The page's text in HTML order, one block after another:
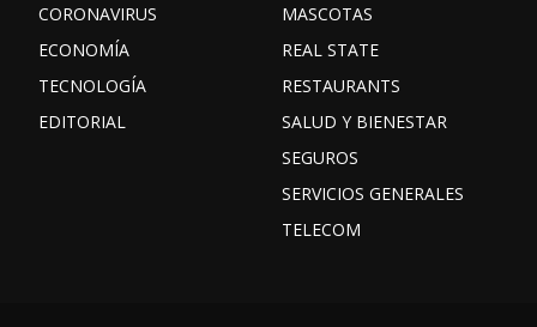
CORONAVIRUS
ECONOMÍA
TECNOLOGÍA
EDITORIAL
MASCOTAS
REAL STATE
RESTAURANTS
SALUD Y BIENESTAR
SEGUROS
SERVICIOS GENERALES
TELECOM